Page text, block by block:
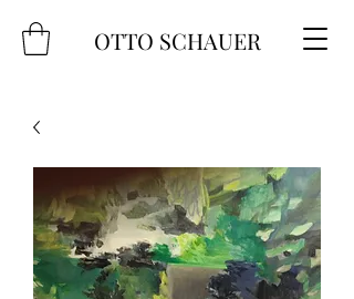
OTTO SCHAUER